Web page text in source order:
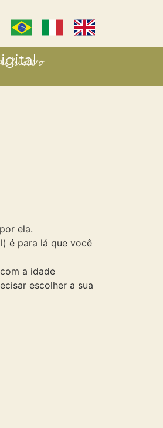
ela.
é para lá que você
a idade
escolher a sua